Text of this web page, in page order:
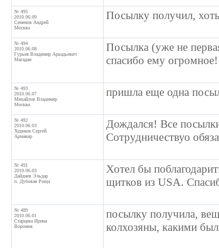
№ 495
2010.06.09
Семенов Андрей
Москва
Посылку получил,
№ 494
2010.06.08
Гурьев Владимир Аркадьевич
Магадан
Посылка (уже не
спасибо ему
№ 493
2010.06.07
Михайлов Владимир
Москва
пришла еще одна
№ 492
2010.06.03
Худяков Сергей
Армавир
Дождался! Все
Сотрудничествуо
№ 491
2010.06.03
Дайдиев Эльдар
п. Дубовая Роща
Хотел бы
щитков из USA.
№ 489
2010.06.01
Старцева Ирина
Воронеж
посылку получила,
колхозяны, какими